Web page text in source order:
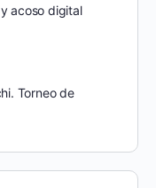
acoso digital
Torneo de